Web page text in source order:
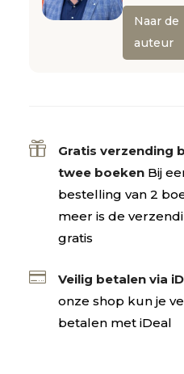
Naar de
auteur

Gratis verzending
twee boeken Bij
bestelling van 2
meer is de
gratis
 Veilig betalen via
onze shop kun je
betalen met iDeal